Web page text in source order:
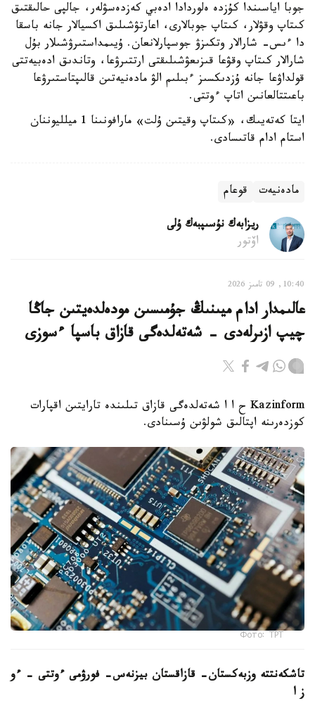
جوبا اياسىندا كۇزدە ەلوردادا ادەبي كەزدەسۋلەر، جالپى حالىقتىق
كىتاپ وقۋلار، كىتاپ جوبالارى، اعارتۋشىلىق اكسيالار جانە باسقا
دا ءىس- شارالار وتكىزۋ جوسپارلانعان. ۇيىمداستىرۋشىلار بۇل
شارالار كىتاپ وقۋعا قىزىعۋشىلىقتى ارتتىرۋعا، وتاندىق ادەبيەتتى
قولداۋعا جانە ۇزدىكسىز ءبىلىم الۋ مادەنيەتىن قالىپتاستىرۋعا
باعىتتالعانىن اتاپ ءوتتى.
ايتا كەتەيىك، «كىتاپ وقيتىن ۇلت» مارافونىنا 1 ميلليوننان
استام ادام قاتىسادى.
مادەنيەت قوعام
ريزابەك نۇسىپبەك ۇلى
اۆتور
10:40, 09 تامىز 2026
عالىمدار ادام ميىنىڭ جۇمىسىن مودەلدەيتىن جاڭا
چيپ ازىرلەدى - شەتەلدەگى قازاق باسپا ءسوزى
Kazinform ح ا ا شەتەلدەگى قازاق تىلىندە تارايتىن اقپارات
كوزدەرىنە اپتالىق شولۋىن ۇسىنادى.
Фото: ТРТ
تاشكەنتتە وزبەكستان- قازاقستان بيزنەس- فورۋمى ءوتتى – ءو
ز ا